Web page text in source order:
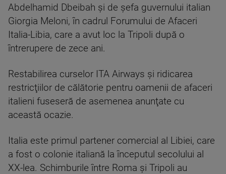
Abdelhamid Dbeibah şi de şefa guvernului italian
Giorgia Meloni, în cadrul Forumului de Afaceri
Italia-Libia, care a avut loc la Tripoli după o
întrerupere de zece ani.
Restabilirea curselor ITA Airways şi ridicarea
restricţiilor de călătorie pentru oamenii de afaceri
italieni fuseseră de asemenea anunţate cu
această ocazie.
Italia este primul partener comercial al Libiei, care
a fost o colonie italiană la începutul secolului al
XX-lea. Schimburile între Roma şi Tripoli au